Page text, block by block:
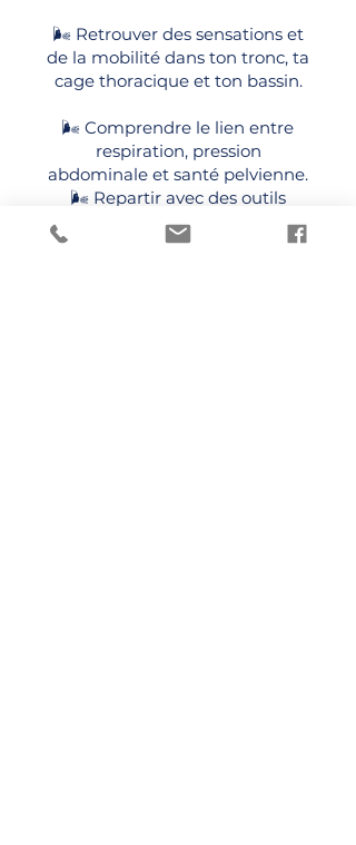
🌬️ Retrouver des sensations et
de la mobilité dans ton tronc, ta
cage thoracique et ton bassin.
🌬️ Comprendre le lien entre
respiration, pression
abdominale et santé pelvienne.
🌬️ Repartir avec des outils
simples à intégrer dans ton
quotidien sans ajouter une